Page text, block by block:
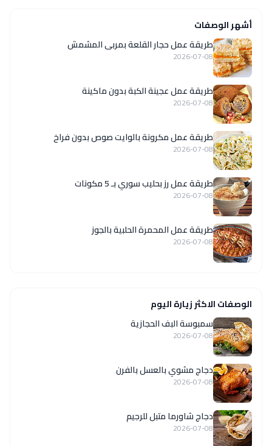
أشهر الوصفات
طريقة عمل حجار القلعة بمربى المشمش
2026-07-08
طريقة عمل عجينة الكبة بدون ماكينة
2026-07-08
طريقة عمل مكرونة بالوايت صوص بدون فراخ
2026-07-08
طريقة عمل رز بحليب سوري بـ 5 مكونات
2026-07-08
طريقة عمل المحمرة الحلبية بالجوز
2026-07-08
الوصفات الاكثر زيارة اليوم
سمبوسة البف الحجازية
2026-07-08
دجاج مشوي بالعسل بالفرن
2026-07-08
دجاج شاورما متبل للرجيم
2026-07-08